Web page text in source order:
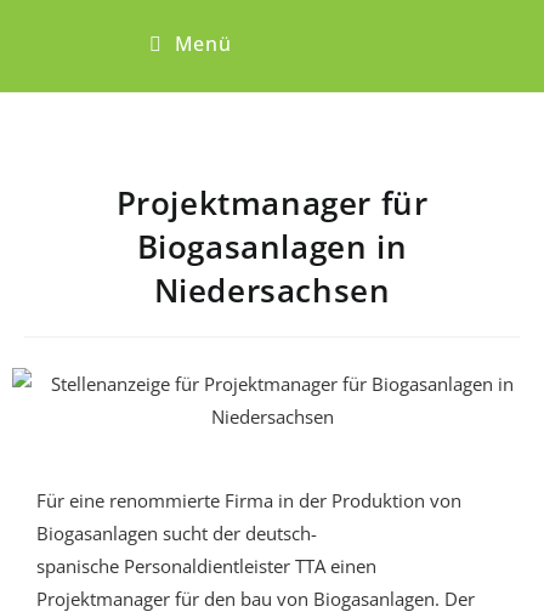
Menü
Projektmanager für
Biogasanlagen in
Niedersachsen
Für eine renommierte Firma in der Produktion von
Biogasanlagen sucht der deutsch-
spanische Personaldientleister TTAeinen
Projektmanager für den bau von Biogasanlagen. Der